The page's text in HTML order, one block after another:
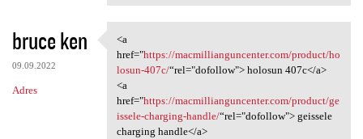
bruce ken
09.09.2022
Adres
<a href="https:/
<a
href="https://macmillianguncenter.com/product/ho
losun-407c/“rel="dofollow"> holosun 407c</a>
<a
href="https://macmillianguncenter.com/product/ge
issele-charging-handle/“rel="dofollow"> geissele
charging handle</a>